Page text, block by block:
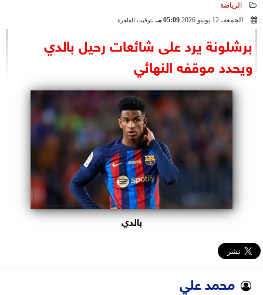
السياسة
الرئاسة
البرلمان
الوزارات
الأحزاب
صنع في مصر
الرياضة
الجمعة، 12 يونيو 2026
05:09 مـ بتوقيت القاهرة
برشلونة يرد على شائعات رحيل بالدي
ويحدد موقفه النهائي
بالدي
محمد علي